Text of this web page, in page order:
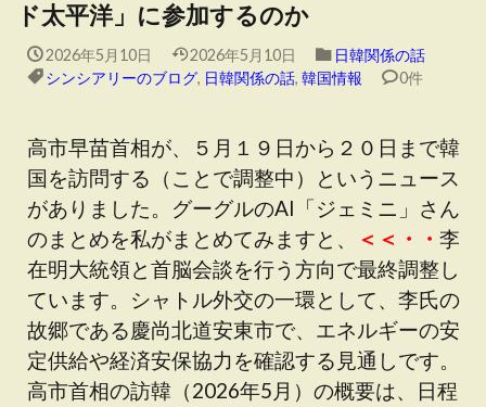
ド太平洋」に参加するのか
2026年5月10日 2026年5月10日
日韓関係の話
シンシアリーのブログ, 日韓関係の話, 韓国情報 0件
高市早苗首相が、５月１９日から２０日まで韓
国を訪問する（ことで調整中）というニュース
がありました。グーグルのAI「ジェミニ」さん
のまとめを私がまとめてみますと、
＜＜・・ 李
在明大統領と首脳会談を行う方向で最終調整し
ています。シャトル外交の一環として、李氏の
故郷である慶尚北道安東市で、エネルギーの安
定供給や経済安保協力を確認する見通しです。
高市首相の訪韓（2026年5月）の概要は、日程